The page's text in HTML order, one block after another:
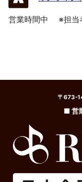
営業時間中 ※担当
〒673-
■ 営